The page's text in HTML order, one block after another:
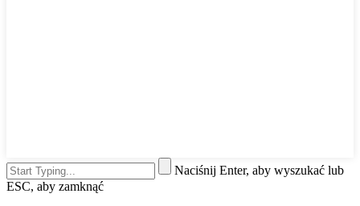
Naciśnij Enter, aby wyszukać lub
ESC, aby zamknąć